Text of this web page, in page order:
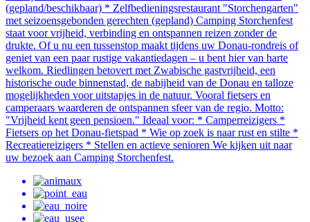
(gepland/beschikbaar) * Zelfbedieningsrestaurant "Storchengarten"
met seizoensgebonden gerechten (gepland) Camping Storchenfest
staat voor vrijheid, verbinding en ontspannen reizen zonder de
drukte. Of u nu een tussenstop maakt tijdens uw Donau-rondreis of
geniet van een paar rustige vakantiedagen – u bent hier van harte
welkom. Riedlingen betovert met Zwabische gastvrijheid, een
historische oude binnenstad, de nabijheid van de Donau en talloze
mogelijkheden voor uitstapjes in de natuur. Vooral fietsers en
camperaars waarderen de ontspannen sfeer van de regio. Motto:
"Vrijheid kent geen pensioen." Ideaal voor: * Camperreizigers *
Fietsers op het Donau-fietspad * Wie op zoek is naar rust en stilte *
Recreatiereizigers * Stellen en actieve senioren We kijken uit naar
uw bezoek aan Camping Storchenfest.